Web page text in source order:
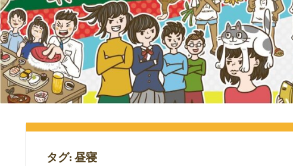
ス
ト
専
門
サ
き
る
人
物
イ
ラ
ス
専
タグ:昼寝